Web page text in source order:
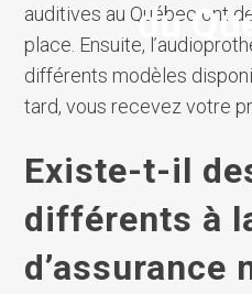
du
auditives au Québec ont
place. Ensuite,
différents modèles
tard, vous recevez votre
Existe-t-il
différents à
d’assurance